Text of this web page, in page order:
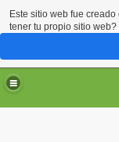
Este sitio web fue
tener tu propio sitio web?